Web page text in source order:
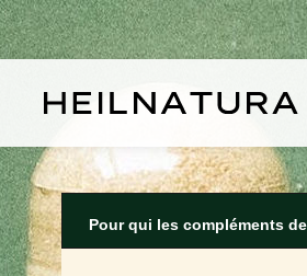
au contenu principal
Passer à la navigation principale
Pour qui les compléments